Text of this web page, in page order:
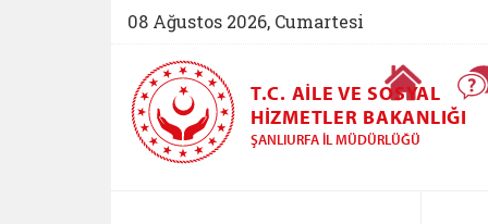
08 Ağustos 2026, Cumartesi
Ana Sayfa
T.C. AILE VE SOSYAL
HIZMETLER BAKANLIĞI
ŞANLIURFA İL MÜDÜRLÜĞÜ